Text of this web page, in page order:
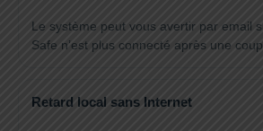
Le système peut vous avertir par email
Safe n’est plus connecté après une
Retard local sans Internet